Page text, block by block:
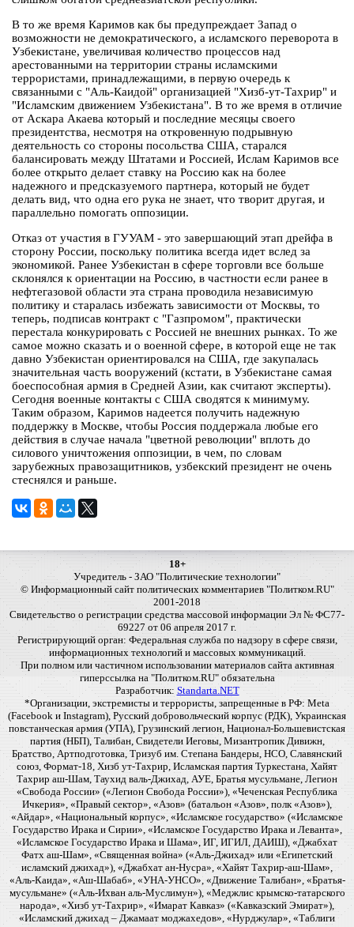
В то же время Каримов как бы предупреждает Запад о
возможности не демократического, а исламского переворота в
Узбекистане, увеличивая количество процессов над
арестованными на территории страны исламскими
террористами, принадлежащими, в первую очередь к
связанными с "Аль-Каидой" организацией "Хизб-ут-Тахрир" и
"Исламским движением Узбекистана". В то же время в отличие
от Аскара Акаева который и последние месяцы своего
президентства, несмотря на откровенную подрывную
деятельность со стороны посольства США, старался
балансировать между Штатами и Россией, Ислам Каримов все
более открыто делает ставку на Россию как на более
надежного и предсказуемого партнера, который не будет
делать вид, что одна его рука не знает, что творит другая, и
параллельно помогать оппозиции.
Отказ от участия в ГУУАМ - это завершающий этап дрейфа в
сторону России, поскольку политика всегда идет вслед за
экономикой. Ранее Узбекистан в сфере торговли все больше
склонялся к ориентации на Россию, в частности если ранее в
нефтегазовой области эта страна проводила независимую
политику и старалась избежать зависимости от Москвы, то
теперь, подписав контракт с "Газпромом", практически
перестала конкурировать с Россией не внешних рынках. То же
самое можно сказать и о военной сфере, в которой еще не так
давно Узбекистан ориентировался на США, где закупалась
значительная часть вооружений (кстати, в Узбекистане самая
боеспособная армия в Средней Азии, как считают эксперты).
Сегодня военные контакты с США сводятся к минимуму.
Таким образом, Каримов надеется получить надежную
поддержку в Москве, чтобы Россия поддержала любые его
действия в случае начала "цветной революции" вплоть до
силового уничтожения оппозиции, в чем, по словам
зарубежных правозащитников, узбекский президент не очень
стеснялся и раньше.
18+
Учредитель - ЗАО "Политические технологии"
© Информационный сайт политических комментариев "Политком.RU"
2001-2018
Свидетельство о регистрации средства массовой информации Эл № ФС77-
69227 от 06 апреля 2017 г.
Регистрирующий орган: Федеральная служба по надзору в сфере связи,
информационных технологий и массовых коммуникаций.
При полном или частичном использовании материалов сайта активная
гиперссылка на "Политком.RU" обязательна
Разработчик: Standarta.NET
*Организации, экстремисты и террористы, запрещенные в РФ: Meta
(Facebook и Instagram), Русский добровольческий корпус (РДК), Украинская
повстанческая армия (УПА), Грузинский легион, Национал-Большевистская
партия (НБП), Талибан, Свидетели Иеговы, Мизантропик Дивижн,
Братство, Артподготовка, Тризуб им. Степана Бандеры, НСО, Славянский
союз, Формат-18, Хизб ут-Тахрир, Исламская партия Туркестана, Хайят
Тахрир аш-Шам, Таухид валь-Джихад, АУЕ, Братья мусульмане, Легион
«Свобода России» («Легион Свобода России»), «Чеченская Республика
Ичкерия», «Правый сектор», «Азов» (батальон «Азов», полк «Азов»),
«Айдар», «Национальный корпус», «Исламское государство» («Исламское
Государство Ирака и Сирии», «Исламское Государство Ирака и Леванта»,
«Исламское Государство Ирака и Шама», ИГ, ИГИЛ, ДАИШ), «Джабхат
Фатх аш-Шам», «Священная война» («Аль-Джихад» или «Египетский
исламский джихад»), «Джабхат ан-Нусра», «Хайят Тахрир-аш-Шам»,
«Аль-Каида», «Аш-Шабаб», «УНА-УНСО», «Движение Талибан», «Братья-
мусульмане» («Аль-Ихван аль-Муслимун»), «Меджлис крымско-татарского
народа», «Хизб ут-Тахрир», «Имарат Кавказ» («Кавказский Эмират»),
«Исламский джихад – Джамаат моджахедов», «Нурджулар», «Таблиги